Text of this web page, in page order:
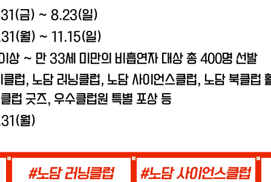
금) ~ 8.23(일)
월) ~ 11.15(일)
상 ~ 만 33세 미만의 비흡연자 대상 총 400명 선발
클럽, 노담 러닝클럽, 노담 사이언스클럽, 노담 북클럽
럽 굿즈, 우수클럽원 특별 포상 등
월)